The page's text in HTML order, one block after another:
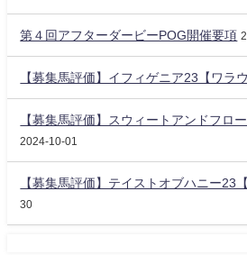
第４回アフターダービーPOG開催要項
【募集馬評価】イフィゲニア23【ワラ
【募集馬評価】スウィートアンドフロ
2024-10-01
【募集馬評価】テイストオブハニー23
30